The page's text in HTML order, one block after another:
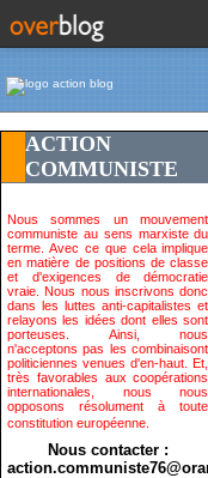
ACTION
COMMUNISTE
Nous sommes un mouvement
communiste au sens marxiste du
terme. Avec ce que cela implique
en matière de positions de classe
et d'exigences de démocratie
vraie. Nous nous inscrivons donc
dans les luttes anti-capitalistes et
relayons les idées dont elles sont
porteuses. Ainsi, nous
n'acceptons pas les combinaisont
politiciennes venues d'en-haut. Et,
très favorables aux coopérations
internationales, nous nous
opposons résolument à toute
constitution européenne.
Nous contacter :